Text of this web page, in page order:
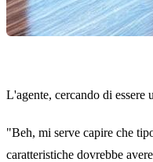
L'agente, cercando di essere
"Beh, mi serve capire che
caratteristiche dovrebbe